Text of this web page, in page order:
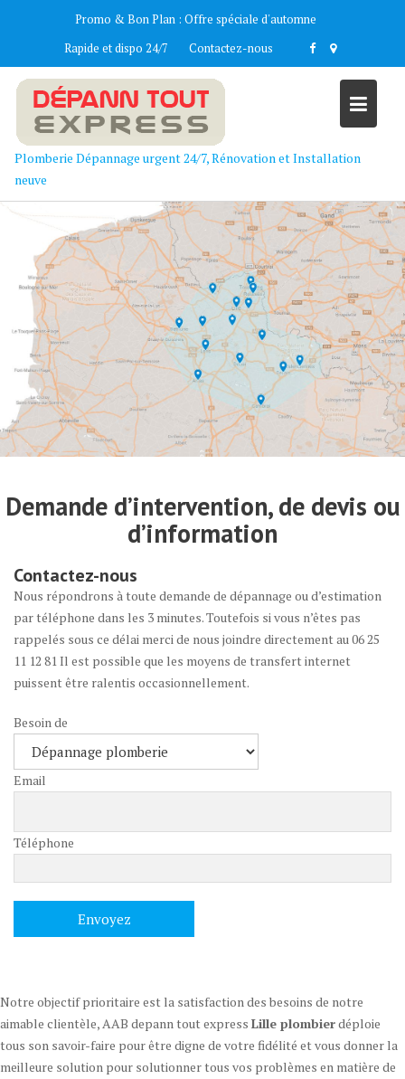
Promo & Bon Plan : Offre spéciale d'automne
Rapide et dispo 24/7
Contactez-nous
Plomberie Dépannage urgent 24/7, Rénovation et Installation
neuve
Demande d’intervention, de devis ou
d’information
Contactez-nous
Nous répondrons à toute demande de dépannage ou d’estimation
par téléphone dans les 3 minutes. Toutefois si vous n’êtes pas
rappelés sous ce délai merci de nous joindre directement au 06 25
11 12 81 Il est possible que les moyens de transfert internet
puissent être ralentis occasionnellement.
Besoin de
Email
Téléphone
Notre objectif prioritaire est la satisfaction des besoins de notre
aimable clientèle, AAB depann tout express Lille plombierdéploie
tous son savoir-faire pour être digne de votre fidélité et vous donner la
meilleure solution pour solutionner tous vos problèmes en matière de